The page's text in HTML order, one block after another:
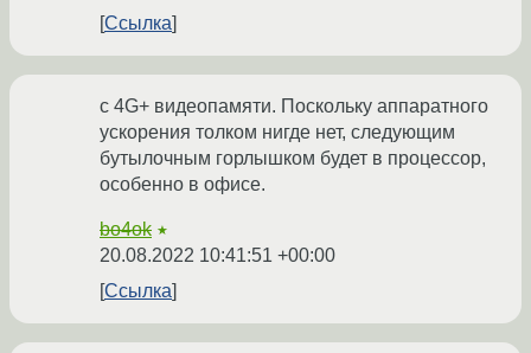
Ссылка
с 4G+ видеопамяти. Поскольку аппаратного
ускорения толком нигде нет, следующим
бутылочным горлышком будет в процессор,
особенно в офисе.
bo4ok ★
20.08.2022 10:41:51 +00:00
Ссылка